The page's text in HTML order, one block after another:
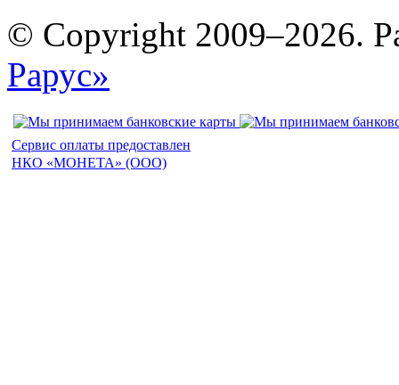
© Copyright 2009–2026.
Рарус»
Сервис оплаты предоставлен
НКО «МОНЕТА» (ООО)